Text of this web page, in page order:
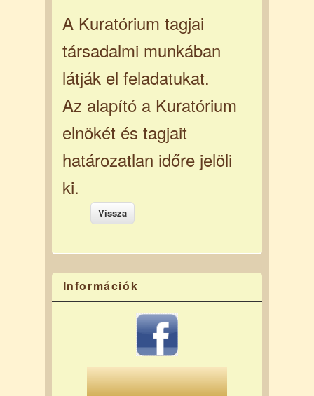
A Kuratórium tagjai
társadalmi munkában
látják el feladatukat.
Az alapító a Kuratórium
elnökét és tagjait
határozatlan időre jelöli
ki.
Információk